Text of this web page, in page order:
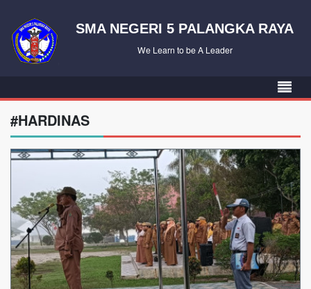
SMA NEGERI 5 PALANGKA RAYA
We Learn to be A Leader
#HARDINAS